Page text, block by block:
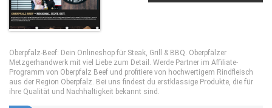
Oberpfalz-Beef: Dein Onlineshop für Steak, Grill & BBQ. Oberpfälzer
Metzgerhandwerk mit viel Liebe zum Detail. Werde Partner im Affiliate-
Programm von Oberpfalz Beef und profitiere von hochwertigem Rindfleisch
aus der Region Oberpfalz. Bei uns findest du erstklassige Produkte, die für
ihre Qualität und Nachhaltigkeit bekannt sind.